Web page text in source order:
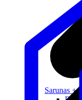
Sarunas +